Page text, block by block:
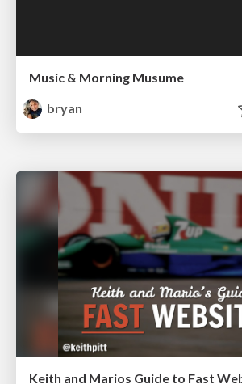
Music & Morning Musume
bryan
Keith and Marios Guide to Fast